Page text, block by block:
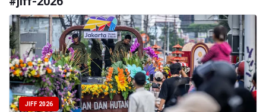
JIFF 2026